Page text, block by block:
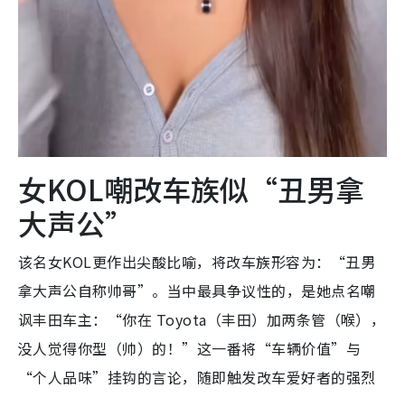
女KOL嘲改车族似“丑男拿
大声公”
该名女KOL更作出尖酸比喻，将改车族形容为：“丑男
拿大声公自称帅哥”。当中最具争议性的，是她点名嘲
讽丰田车主：“你在 Toyota（丰田）加两条管（喉），
没人觉得你型（帅）的！”这一番将“车辆价值”与
“个人品味”挂钩的言论，随即触发改车爱好者的强烈